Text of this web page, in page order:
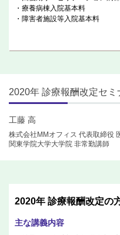
療養病棟入院基本料
障害者施設等入院基本料
2020年 診療報酬改定セミ
工藤 高
株式会社MMオフィス 代表取締役
関東学院大学大学院 非常勤講師
2020年 診療報酬改定の
主な講義内容